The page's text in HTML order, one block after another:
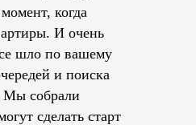
когда
И очень
шло по вашему
и поиска
Мы собрали
сделать старт